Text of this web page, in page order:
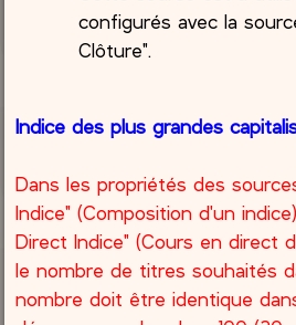
configurés avec la
Clôture".
Indice des plus grandes
Dans les propriétés des
Indice" (Composition d'un
Direct Indice" (Cours en direct
le nombre de titres souhaités
nombre doit être identique